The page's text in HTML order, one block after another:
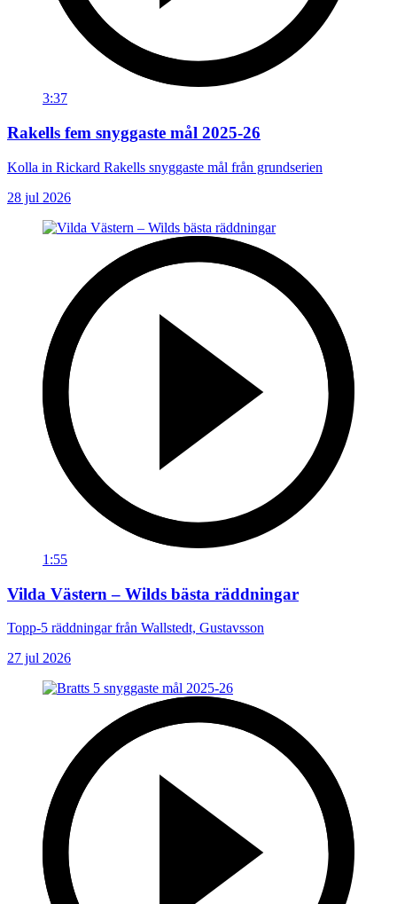
3:37
Rakells fem snyggaste mål 2025-26
Kolla in Rickard Rakells snyggaste mål från grundserien
28 jul 2026
1:55
Vilda Västern – Wilds bästa räddningar
Topp-5 räddningar från Wallstedt, Gustavsson
27 jul 2026